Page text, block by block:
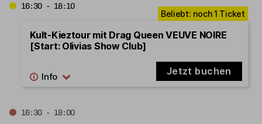
16:30 - 18:10
Kult-Kieztour mit Drag Queen VEUVE NOIRE
[Start: Olivias Show Club]
Jetzt buchen
16:30 - 18:00